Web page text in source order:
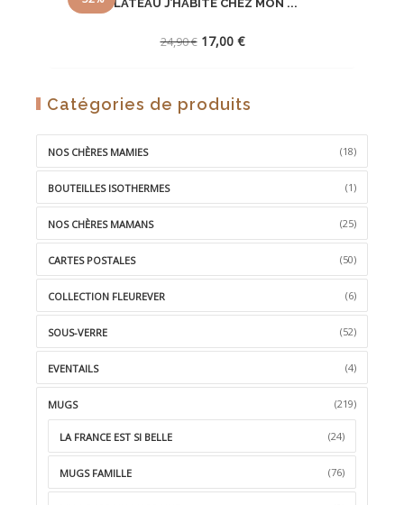
PLATEAU J’HABITE CHEZ MON ...
24,90€ Le
24,90 €.
17,00 €Le
17,00 €.
Catégories de produits
NOS CHÈRES MAMIES (18)
BOUTEILLES ISOTHERMES (1)
NOS CHÈRES MAMANS (25)
CARTES POSTALES (50)
COLLECTION FLEUREVER (6)
SOUS-VERRE (52)
EVENTAILS (4)
MUGS (219)
LA FRANCE EST SI BELLE (24)
MUGS FAMILLE (76)